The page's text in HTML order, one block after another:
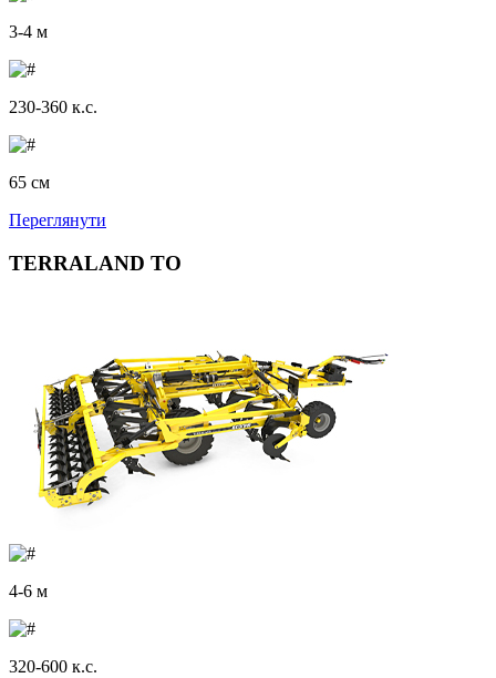
3-4 м
230-360 к.с.
65 см
Переглянути
TERRALAND TO
4-6 м
320-600 к.с.